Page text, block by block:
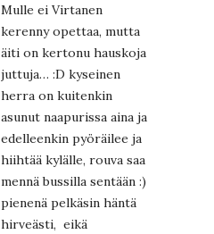
Mulle ei Virtanen
kerenny opettaa, mutta
äiti on kertonu hauskoja
juttuja… :D kyseinen
herra on kuitenkin
asunut naapurissa aina ja
edelleenkin pyöräilee ja
hiihtää kylälle, rouva saa
mennä bussilla sentään :)
pienenä pelkäsin häntä
hirveästi, eikä